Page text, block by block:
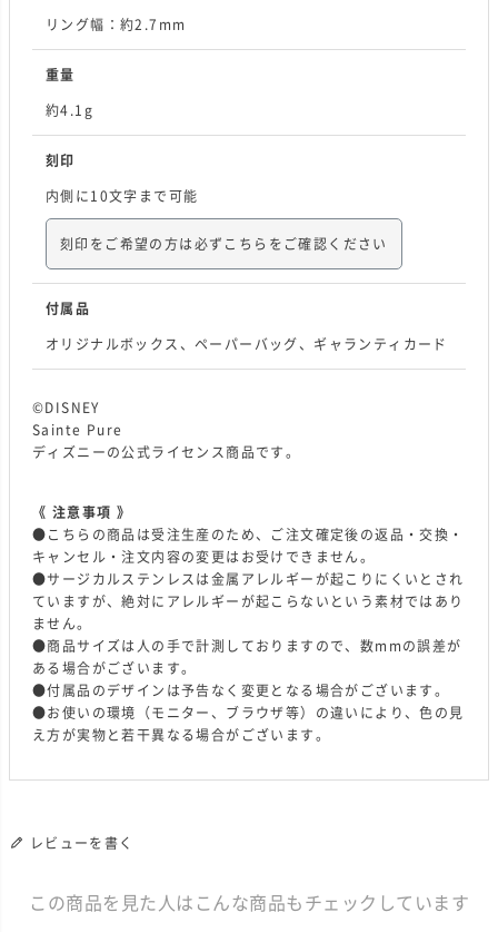
リング幅：約2.7mm
重量
約4.1g
刻印
内側に10文字まで可能
刻印をご希望の方は必ずこちらをご確認ください
付属品
オリジナルボックス、ペーパーバッグ、ギャランティカード
©DISNEY
Sainte Pure
ディズニーの公式ライセンス商品です。
《 注意事項 》
●こちらの商品は受注生産のため、ご注文確定後の返品・交換・
キャンセル・注文内容の変更はお受けできません。
●サージカルステンレスは金属アレルギーが起こりにくいとされ
ていますが、絶対にアレルギーが起こらないという素材ではあり
ません。
●商品サイズは人の手で計測しておりますので、数mmの誤差が
ある場合がございます。
●付属品のデザインは予告なく変更となる場合がございます。
●お使いの環境（モニター、ブラウザ等）の違いにより、色の見
え方が実物と若干異なる場合がございます。
レビューを書く
この商品を見た人はこんな商品もチェックしています